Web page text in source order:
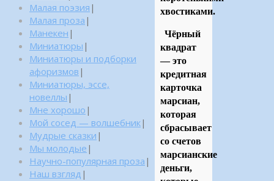
хвостиками.
Чёрный
квадрат
— это
кредитная
карточка
марсиан,
которая
сбрасывает
со счетов
марсианские
деньги,
Малая поэзия |
Малая проза |
Манекен |
Миниатюры |
Миниатюры и подборки
афоризмов |
Миниатюры, эссе,
новеллы |
Мне хорошо |
Мой сосед — волшебник|
Мудрые сказки |
Мы молодые |
Научно-популярная проза |
Наш взгляд |